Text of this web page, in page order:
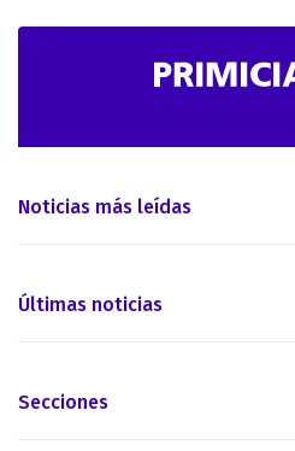
Noticias más leídas
Últimas noticias
Secciones